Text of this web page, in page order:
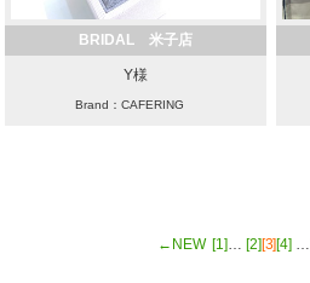
BRIDAL 米子店
Y様
Brand：CAFERING
←NEW [1]… [2][3][4] …